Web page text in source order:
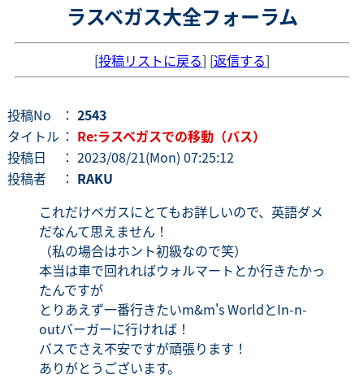
ラスベガス大全フォーラム
[投稿リストに戻る] [返信する]
投稿No ： 2543
タイトル ： Re:ラスベガスでの移動（バス）
投稿日
： 2023/08/21(Mon) 07:25:12
投稿者
： RAKU
これだけベガスにとてもお詳しいので、英語ダメ
だなんて思えません！
（私の場合はホント初級なので笑）
本当は車で回れればウォルマートとか行きたかっ
たんですが
とりあえず一番行きたいm&m's WorldとIn-n-
outバーガーに行ければ！
バスでさえ不安ですが頑張ります！
ありがとうございます。